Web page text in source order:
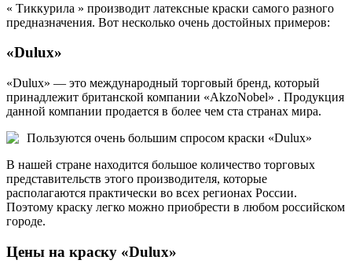
« Тиккурила » производит латексные краски самого разного
предназначения. Вот несколько очень достойных примеров:
«Dulux»
«Dulux» — это международный торговый бренд, который
принадлежит британской компании «AkzoNobel» . Продукция
данной компании продается в более чем ста странах мира.
Пользуются очень большим спросом краски «Dulux»
В нашей стране находится большое количество торговых
представительств этого производителя, которые
располагаются практически во всех регионах России.
Поэтому краску легко можно приобрести в любом российском
городе.
Цены на краску «Dulux»